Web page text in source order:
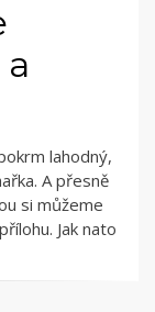
lahodný,
A přesně
si můžeme
Jak nato